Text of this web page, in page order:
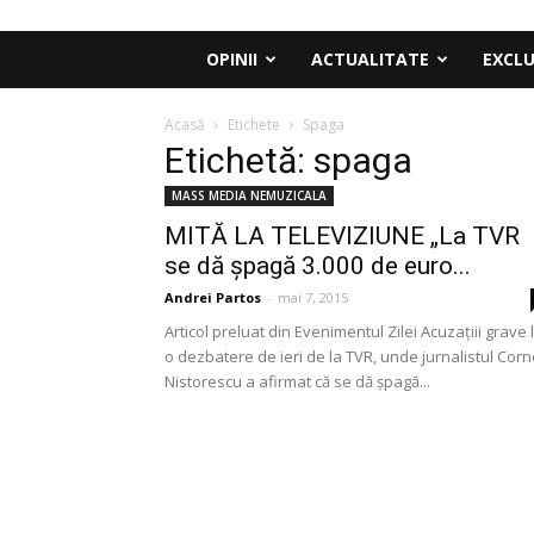
OPINII ACTUALITATE
Acasă Etichete Spaga
Etichetă: spaga
MASS MEDIA NEMUZICALA
MITĂ LA TELEVIZIUNE „La TVR
se dă șpagă 3.000 de euro...
Andrei Partos - mai 7, 2015
Articol preluat din Evenimentul Zilei Acuzațiii grave
o dezbatere de ieri de la TVR, unde jurnalistul
Nistorescu a afirmat că se dă șpagă...